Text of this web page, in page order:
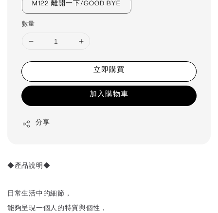
M122 離開一下/GOOD BYE
數量
立即購買
加入購物車
分享
◆產品說明◆
日常生活中的細節，
能夠呈現一個人的特質與個性，